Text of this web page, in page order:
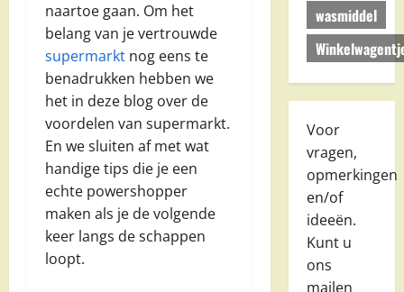
naartoe gaan. Om het
belang van je vertrouwde
supermarkt nog eens te
benadrukken hebben we
het in deze blog over de
voordelen van supermarkt.
En we sluiten af met wat
handige tips die je een
echte powershopper
maken als je de volgende
keer langs de schappen
loopt.
wasmiddel
Voor
vragen,
opmerkingen
en/of
ideeën.
Kunt u
ons
mailen